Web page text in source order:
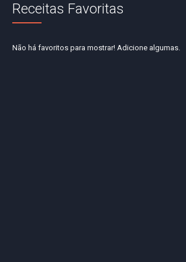
Receitas Favoritas
Não há favoritos para mostrar! Adicione algumas.